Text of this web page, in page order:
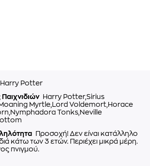
Harry Potter
Harry Potter,Sirius
Myrtle,Lord Voldemort,Horace
Tonks,Neville
Προσοχή! Δεν είναι κατάλληλο
κάτω των 3 ετών. Περιέχει μικρά μέρη.
πνιγμού.